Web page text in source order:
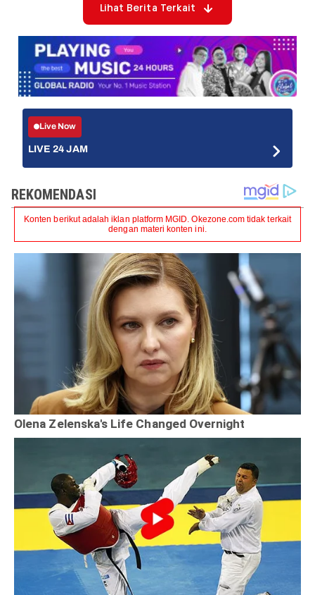
Lihat Berita Terkait
Live Now
LIVE 24 JAM